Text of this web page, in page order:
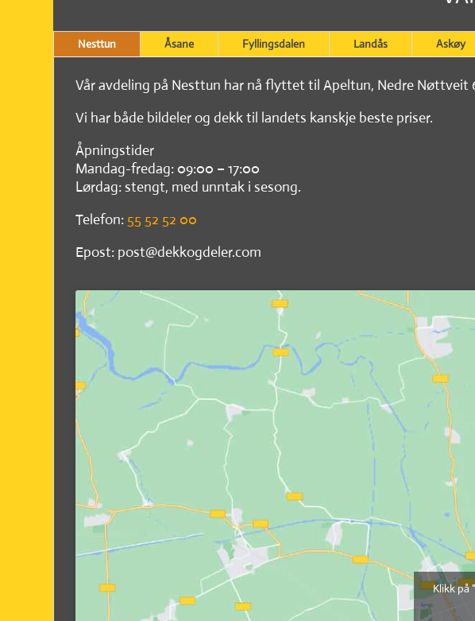
Nesttun Åsane Fyllingsdalen Landås Askøy
Vår avdeling på Nesttun har nå flyttet til Apeltun, Nedre Nøttveit
Vi har både bildeler og dekk til landets kanskje beste priser.
Åpningstider
Mandag-fredag: 09:00 – 17:00
Lørdag: stengt, med unntak i sesong.
Telefon: 55 52 52 00
Epost: post@dekkogdeler.com
Klikk på